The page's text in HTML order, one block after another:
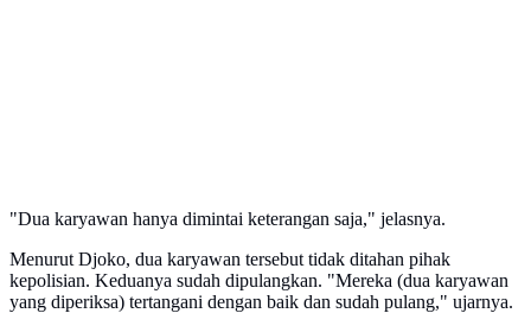
"Dua karyawan hanya dimintai keterangan saja," jelasnya.
Menurut Djoko, dua karyawan tersebut tidak ditahan pihak
kepolisian. Keduanya sudah dipulangkan. "Mereka (dua karyawan
yang diperiksa) tertangani dengan baik dan sudah pulang," ujarnya.